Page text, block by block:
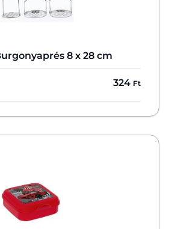
8 x 28 cm
324 Ft